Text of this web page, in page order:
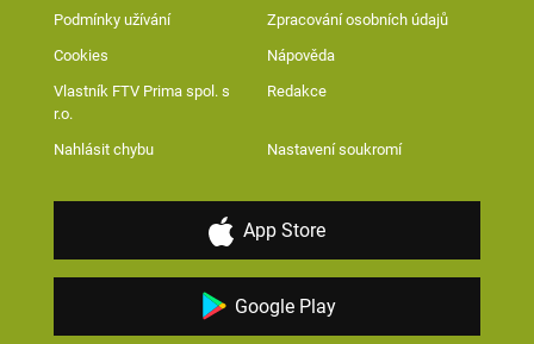
Podmínky užívání Zpracování osobních údajů
Cookies Nápověda
Vlastník FTV Prima spol. s
r.o.
Redakce
Nahlásit chybu Nastavení soukromí
App Store
Google Play